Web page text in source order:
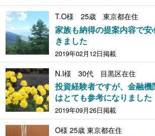
T.O様 25歳 東京都在住
家族も納得の提案内容で
きました
2019年02月12日掲載
N.I様 30代 目黒区在住
投資経験者ですが、金融
はとても参考になりました
2019年09月26日掲載
O様 25歳 東京都在住